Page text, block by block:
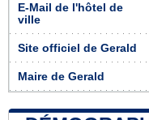
E-Mail de l'hôtel de
ville
Site officiel de Gerald
Maire de Gerald